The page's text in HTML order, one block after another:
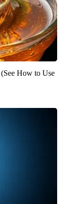
How to Use